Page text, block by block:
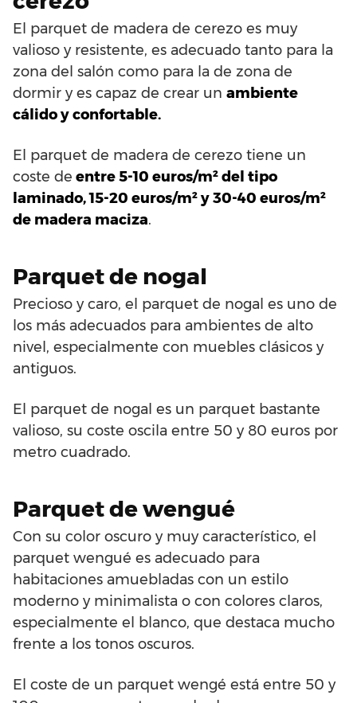
El parquet de madera de cerezo es muy
valioso y resistente, es adecuado tanto para la
zona del salón como para la de zona de
dormir y es capaz de crear un ambiente
cálido y confortable.
El parquet de madera de cerezo tiene un
coste de entre 5-10 euros/m² del tipo
laminado, 15-20 euros/m² y 30-40 euros/m²
de madera maciza.
Parquet de nogal
Precioso y caro, el parquet de nogal es uno de
los más adecuados para ambientes de alto
nivel, especialmente con muebles clásicos y
antiguos.
El parquet de nogal es un parquet bastante
valioso, su coste oscila entre 50 y 80 euros por
metro cuadrado.
Parquet de wengué
Con su color oscuro y muy característico, el
parquet wengué es adecuado para
habitaciones amuebladas con un estilo
moderno y minimalista o con colores claros,
especialmente el blanco, que destaca mucho
frente a los tonos oscuros.
El coste de un parquet wengé está entre 50 y